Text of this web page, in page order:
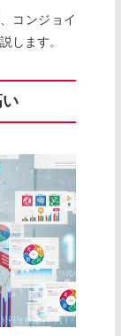
コンジョイ
します。